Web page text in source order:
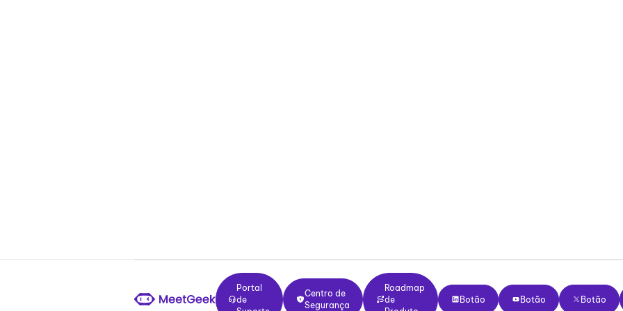
Portal
de
Portal de Suporte
Centro de
Segurança
Centro de Segurança
Roadmap
de
Roadmap de Produto
Botão
Botão
Botão
Botão
Botão
Botão